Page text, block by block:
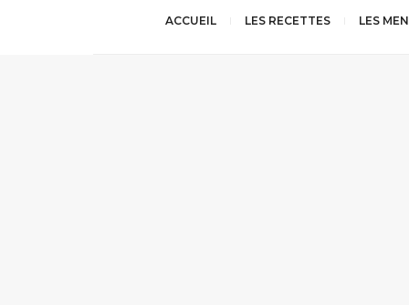
ACCUEIL LES RECETTES LES